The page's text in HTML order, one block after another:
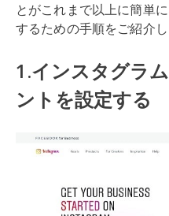
とがこれまで以上に簡単
するための手順をご紹介し
1.インスタグラ
ントを設定する